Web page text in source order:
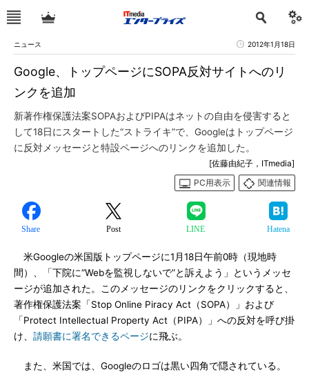
ニュース 2012年1月18日
Google、トップページにSOPA反対サイトへのリ
ンクを追加
新著作権保護法案SOPAおよびPIPAはネットの自由を侵害すると
して18日にスタートした“ストライキ”で、Googleはトップページ
に反対メッセージと特設ページへのリンクを追加した。
[佐藤由紀子，ITmedia]
PC用表示
関連情報
Share Post LINE Hatena
米Googleの米国版トップページに1月18日午前0時（現地時
間）、「下院に“Webを監視しないで”と訴えよう」というメッセ
ージが追加された。このメッセージのリンクをクリックすると、
著作権保護法案「Stop Online Piracy Act（SOPA）」および
「Protect Intellectual Property Act（PIPA）」への反対を呼び掛
け、 請願書に署名できるページに飛ぶ。
また、米国では、Googleのロゴは黒い四角で隠されている。